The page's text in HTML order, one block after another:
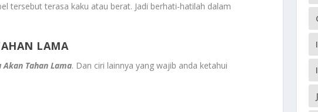
tersebut terasa kaku atau berat. Jadi berhati-hatilah dalam
LAMA
Akan Tahan Lama. Dan ciri lainnya yang wajib anda ketahui